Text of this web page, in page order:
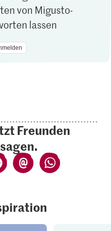
von Migusto-
lassen
Freunden